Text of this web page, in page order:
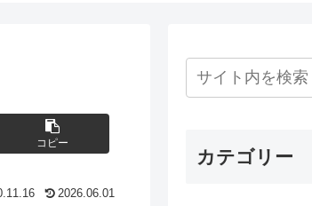
コピー
2026.06.01
カテゴリー